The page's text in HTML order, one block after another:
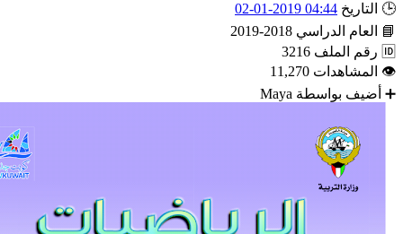
04:44 2019-01-02
الدراسي
2018-2019
3216
11,270
Maya